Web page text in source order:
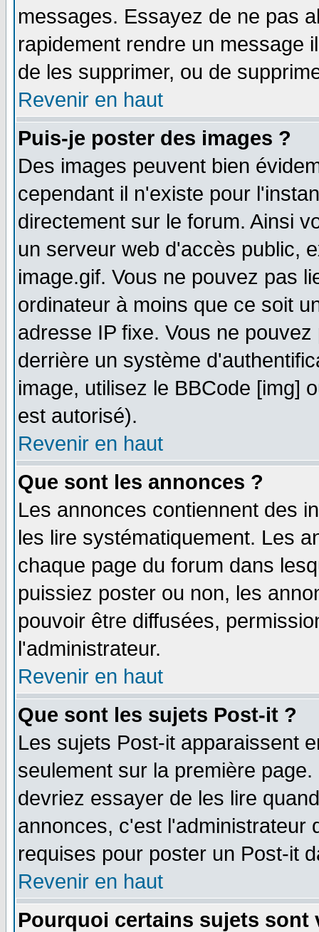
messages. Essayez de ne pas
rapidement rendre un message
de les supprimer, ou de
Revenir en haut
Puis-je poster des images ?
Des images peuvent bien
cependant il n'existe pour
directement sur le forum. Ainsi
un serveur web d'accès public,
image.gif. Vous ne pouvez pas
ordinateur à moins que ce soit
adresse IP fixe. Vous ne
derrière un système
image, utilisez le BBCode [img]
est autorisé).
Revenir en haut
Que sont les annonces ?
Les annonces contiennent des
les lire systématiquement. Les
chaque page du forum dans
puissiez poster ou non, les
pouvoir être diffusées,
l'administrateur.
Revenir en haut
Que sont les sujets Post-it ?
Les sujets Post-it apparaissent
seulement sur la première
devriez essayer de les lire
annonces, c'est l'administrateur
requises pour poster un Post-it
Revenir en haut
Pourquoi certains sujets sont